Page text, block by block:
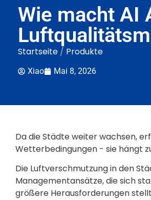
Wie macht AI
Startseite/ Produkte
Xiao Mai 8, 2026
Da die Städte weiter wachsen,
Wetterbedingungen - sie hängt
Die Luftverschmutzung in den
Managementansätze, die sich
größere Herausforderungen